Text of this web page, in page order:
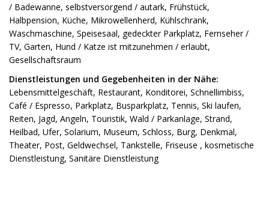
/ Badewanne, selbstversorgend / autark, Frühstück,
Halbpension, Küche, Mikrowellenherd, Kühlschrank,
Waschmaschine, Speisesaal, gedeckter Parkplatz, Fernseher /
TV, Garten, Hund / Katze ist mitzunehmen / erlaubt,
Gesellschaftsraum
Dienstleistungen und Gegebenheiten in der Nähe:
Lebensmittelgeschäft, Restaurant, Konditorei, Schnellimbiss,
Café / Espresso, Parkplatz, Busparkplatz, Tennis, Ski laufen,
Reiten, Jagd, Angeln, Touristik, Wald / Parkanlage, Strand,
Heilbad, Ufer, Solarium, Museum, Schloss, Burg, Denkmal,
Theater, Post, Geldwechsel, Tankstelle, Friseuse , kosmetische
Dienstleistung, Sanitäre Dienstleistung